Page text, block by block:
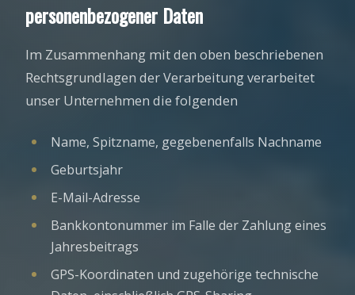
personenbezogener Daten
Im Zusammenhang mit den oben beschriebenen
Rechtsgrundlagen der Verarbeitung verarbeitet
unser Unternehmen die folgenden
Name, Spitzname, gegebenenfalls Nachname
Geburtsjahr
E-Mail-Adresse
Bankkontonummer im Falle der Zahlung eines
Jahresbeitrags
GPS-Koordinaten und zugehörige technische